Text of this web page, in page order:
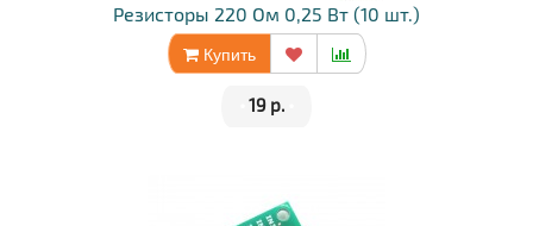
Резисторы 220 Ом 0,25 Вт (10 шт.)
Купить
19 р.